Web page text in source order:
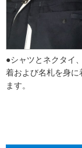
●シャツとネクタイ
着および名札を身に
ます。